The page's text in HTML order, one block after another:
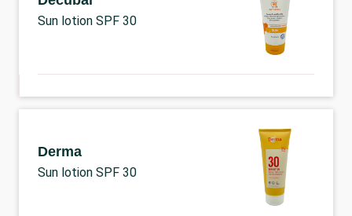
Sun lotion SPF 30
Derma
Sun lotion SPF 30